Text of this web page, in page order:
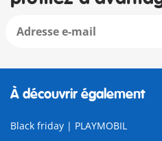
À découvrir également
Black friday | PLAYMOBIL